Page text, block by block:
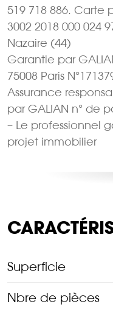
519 718 886. Carte
3002 2018 000 024
Nazaire (44)
Garantie par
75008 Paris
Assurance
par GALIAN n° de
– Le professionnel
projet immobilier
Superficie
Nbre de pièces